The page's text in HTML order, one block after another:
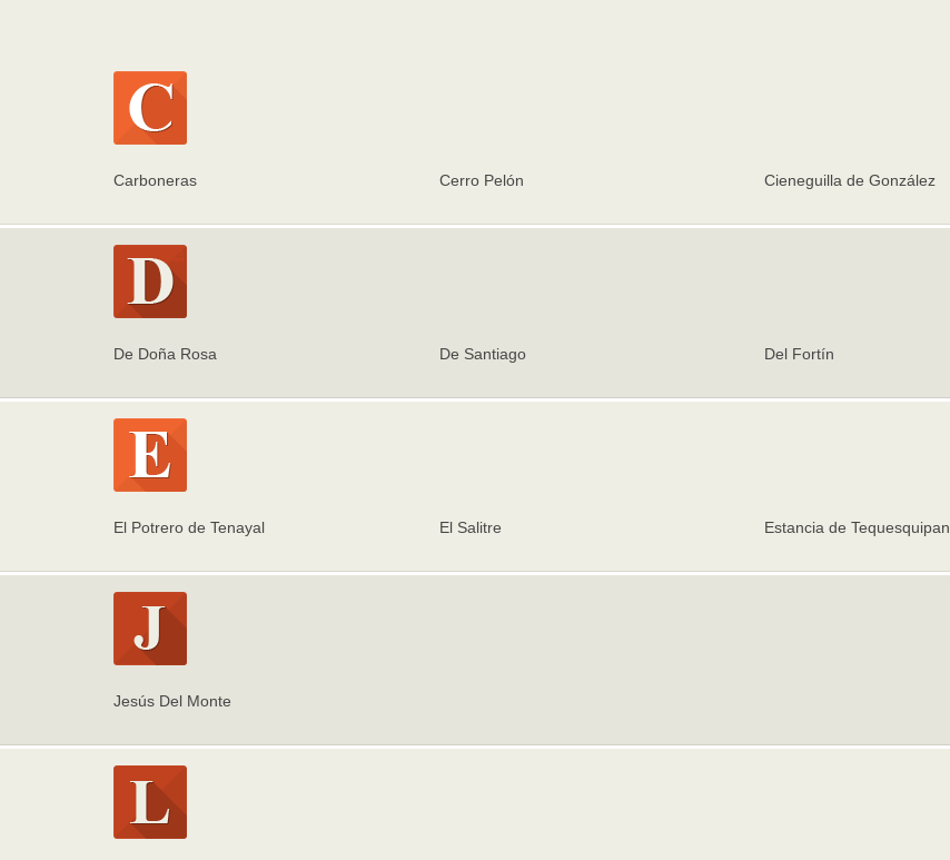
Carboneras Cerro Pelón Cieneguilla de González
De Doña Rosa De Santiago Del Fortín
El Potrero de Tenayal El Salitre Estancia de Tequesquipan
Jesús Del Monte